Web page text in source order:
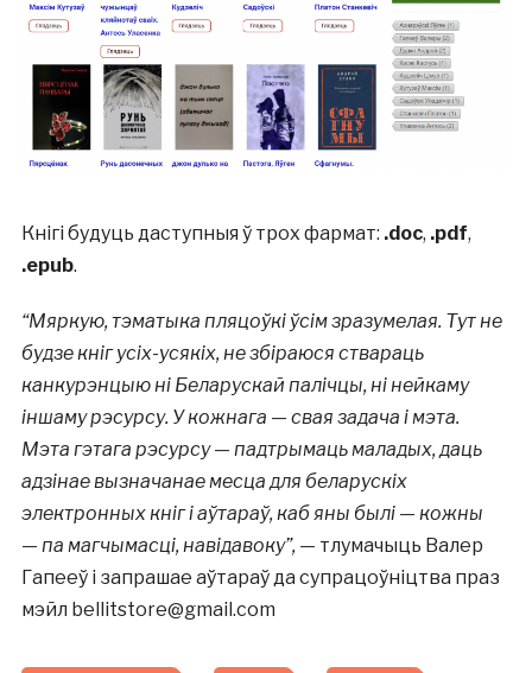
Кнігі будуць даступныя ў трох фармат: .doc, .pdf,
.epub.
“Мяркую, тэматыка пляцоўкі ўсім зразумелая. Тут не
будзе кніг усіх-усякіх, не збіраюся ствараць
канкурэнцыю ні Беларускай палічцы, ні нейкаму
іншаму рэсурсу. У кожнага — свая задача і мэта.
Мэта гэтага рэсурсу — падтрымаць маладых, даць
адзінае вызначанае месца для беларускіх
электронных кніг і аўтараў, каб яны былі — кожны
— па магчымасці, навідавоку”,— тлумачыць Валер
Гапееў і запрашае аўтараў да супрацоўніцтва праз
мэйл bellitstore@gmail.com